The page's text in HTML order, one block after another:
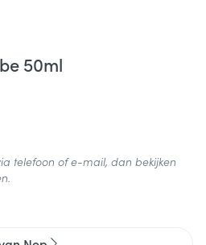
50ml
telefoon of e-mail, dan bekijken